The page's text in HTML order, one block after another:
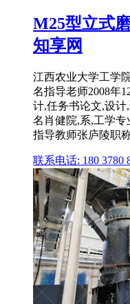
M25型立式
知享网
江西农业大学工学
名指导老师2008年
计,任务书论文,设
名肖健院,系,工学
指导教师张庐陵职
联系电话: 180 3780